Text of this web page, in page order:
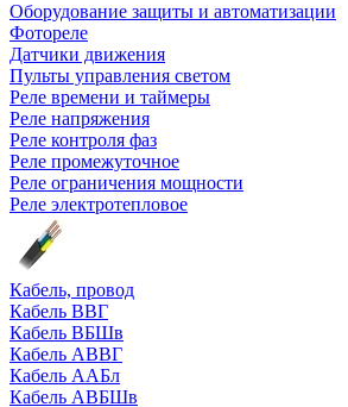
Оборудование защиты и автоматизации
Фотореле
Датчики движения
Пульты управления светом
Реле времени и таймеры
Реле напряжения
Реле контроля фаз
Реле промежуточное
Реле ограничения мощности
Реле электротепловое
Кабель, провод
Кабель ВВГ
Кабель ВБШв
Кабель АВВГ
Кабель ААБл
Кабель АВБШв